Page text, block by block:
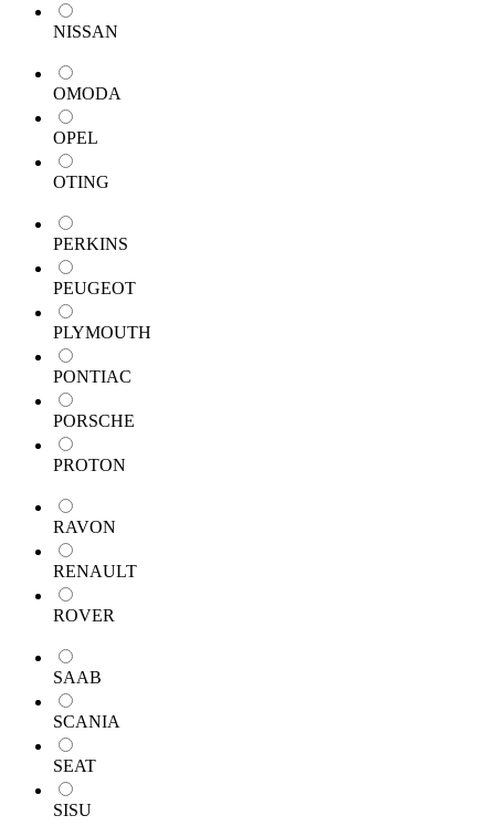
NISSAN
OMODA
OPEL
OTING
PERKINS
PEUGEOT
PLYMOUTH
PONTIAC
PORSCHE
PROTON
RAVON
RENAULT
ROVER
SAAB
SCANIA
SEAT
SISU